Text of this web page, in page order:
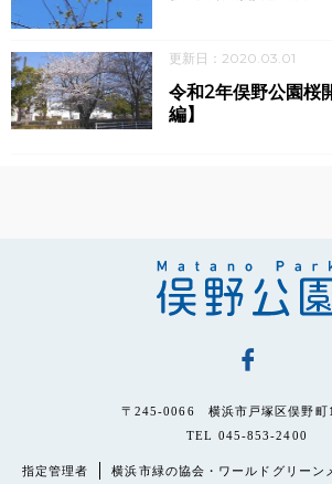
更新日：2020.03.01
令和2年俣野公園桜
編】
〒245-0066 横浜市戸塚区俣野町
TEL 045-853-2400
指定管理者 横浜市緑の協会・ワールドグリーン